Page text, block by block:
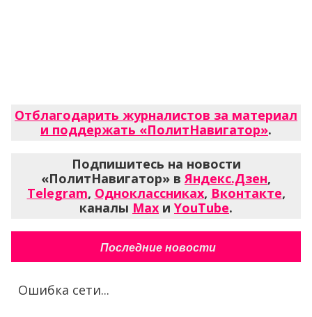
Отблагодарить журналистов за материал
и поддержать «ПолитНавигатор».
Подпишитесь на новости
«ПолитНавигатор» в Яндекс.Дзен,
Telegram, Одноклассниках, Вконтакте,
каналы Max и YouTube.
Последние новости
Ошибка сети...